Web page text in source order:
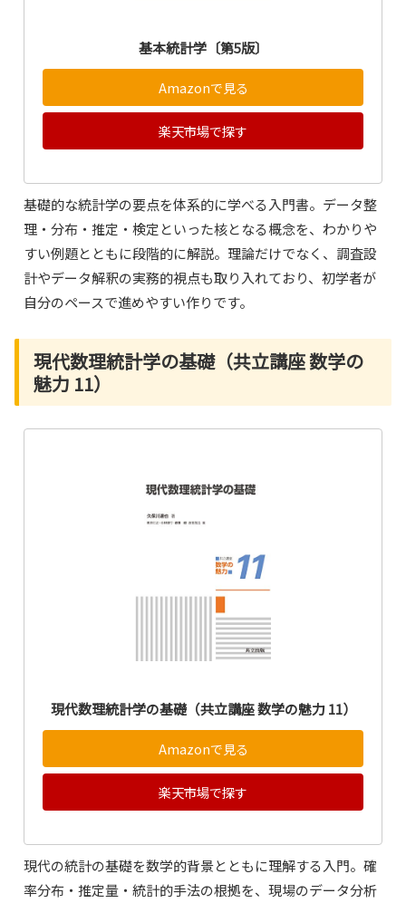
基本統計学〔第5版〕
Amazonで見る
楽天市場で探す
基礎的な統計学の要点を体系的に学べる入門書。データ整
理・分布・推定・検定といった核となる概念を、わかりや
すい例題とともに段階的に解説。理論だけでなく、調査設
計やデータ解釈の実務的視点も取り入れており、初学者が
自分のペースで進めやすい作りです。
現代数理統計学の基礎（共立講座 数学の
魅力 11）
現代数理統計学の基礎（共立講座 数学の魅力 11）
Amazonで見る
楽天市場で探す
現代の統計の基礎を数学的背景とともに理解する入門。確
率分布・推定量・統計的手法の根拠を、現場のデータ分析